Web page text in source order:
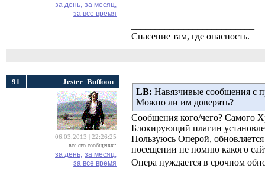
за день, за месяц,
за все время
Спасение там, где опасность.
91 Jester_Buffoon
06.03.2013 | 22:26:25
все его сообщения:
за день, за месяц,
за все время
LB: Навязчивые сообщения с
Можно ли им доверять?
Сообщения кого/чего? Самого
Блокирующий плагин
Пользуюсь Оперой,
посещении не помню какого
Опера нуждается в срочном